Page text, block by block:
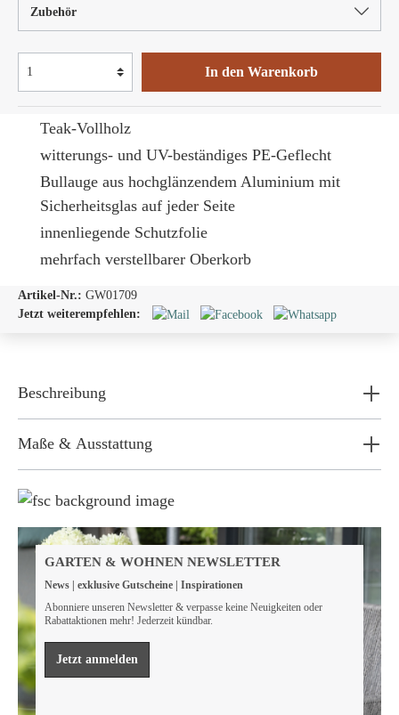
Teak-Vollholz
witterungs- und UV-beständiges PE-Geflecht
Bullauge aus hochglänzendem Aluminium mit
Sicherheitsglas auf jeder Seite
innenliegende Schutzfolie
mehrfach verstellbarer Oberkorb
Zubehör
In den Warenkorb
Artikel-Nr.: GW01709
Jetzt weiterempfehlen:
Beschreibung
Maße & Ausstattung
Wir sind FSC® zertifiziert
leisten müssen, um unsere natürlichen Ressourcen zu
bewahren.
Mehr erfahren
GARTEN & WOHNEN NEWSLETTER
News | exklusive Gutscheine | Inspirationen
Abonniere unseren Newsletter & verpasse keine Neuigkeiten oder
Rabattaktionen mehr! Jederzeit kündbar.
Jetzt anmelden